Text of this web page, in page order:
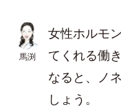
馬渕
女性ホルモ
てくれる働
なると、ノ
しょう。